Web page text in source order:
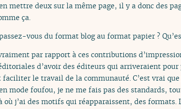
mettre deux sur la même page, il y a donc des
ça.
vous du format blog au format papier ?
par rapport à ces contributions
d’avoir des éditeurs qui arriveraient
le travail de la communauté. C’est vrai que
mode foufou, je ne me fais pas des standards,
j’ai des motifs qui réapparaissent, des formats.